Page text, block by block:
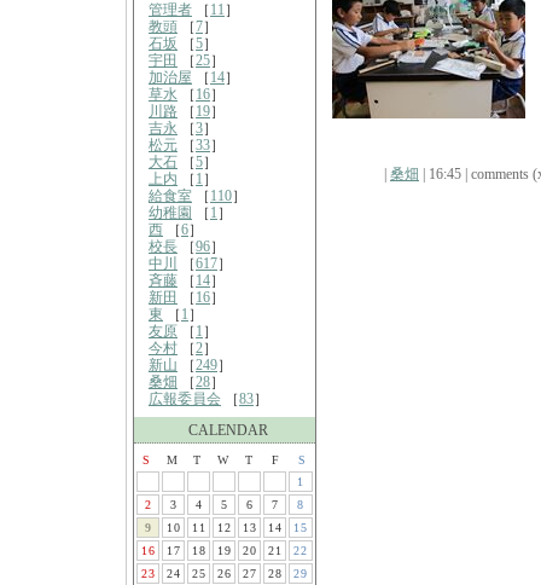
管理者 ［ 11 ］
教頭 ［7］
石坂 ［5］
宇田
［25］
加治屋 ［ 14］
草水 ［ 16］
川路 ［ 19］
吉永 ［3］
松元 ［33］
大石 ［5］
上内 ［ 1 ］
給食室 ［ 110］
幼稚園
［ 1 ］
西 ［6］
校長 ［96］
中川
［617］
斉藤 ［ 14］
新田
［ 16］
東 ［ 1 ］
友原 ［ 1 ］
今村 ［2］
新山 ［249］
桑畑
［28］
広報委員会 ［83］
CALENDAR
S M T W T F
S
1
2
3 4 5 6 7
8
9
10 11 12 13 14
15
16
17 18 19 20 21
22
23
24 25 26 27 28
29
桑畑 | 16:45 | comments